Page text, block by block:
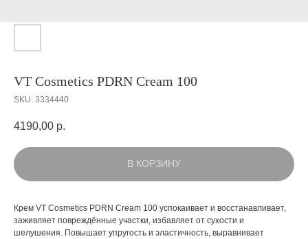
VT Cosmetics PDRN Cream 100
SKU: 3334440
4190,00 р.
В КОРЗИНУ
Крем VT Cosmetics PDRN Cream 100 успокаивает и восстанавливает,
заживляет повреждённые участки, избавляет от сухости и
шелушения. Повышает упругость и эластичность, выравнивает